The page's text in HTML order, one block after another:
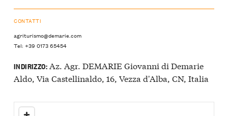
CONTATTI
agriturismo@demarie.com
Tel: +39 0173 65454
INDIRIZZO:Az. Agr. DEMARIE Giovanni di Demarie
Aldo, Via Castellinaldo, 16, Vezza d'Alba, CN, Italia